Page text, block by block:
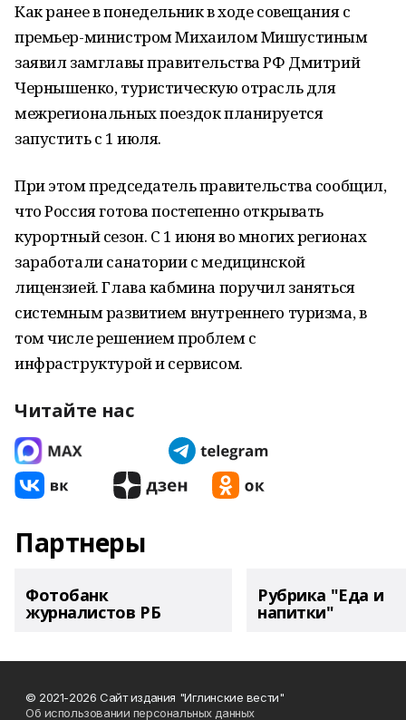
Как ранее в понедельник в ходе совещания с
премьер-министром Михаилом Мишустиным
заявил замглавы правительства РФ Дмитрий
Чернышенко, туристическую отрасль для
межрегиональных поездок планируется
запустить с 1 июля.
При этом председатель правительства сообщил,
что Россия готова постепенно открывать
курортный сезон. С 1 июня во многих регионах
заработали санатории с медицинской
лицензией. Глава кабмина поручил заняться
системным развитием внутреннего туризма, в
том числе решением проблем с
инфраструктурой и сервисом.
Читайте нас
Партнеры
Фотобанк
журналистов РБ
Рубрика "Еда и
напитки"
© 2021-2026 Сайт издания "Иглинские вести"
Об использовании персональных данных